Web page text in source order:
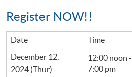
Register NOW!!
Date Time
December 12,
2024 (Thur)
12:00 noon -
7:00 pm